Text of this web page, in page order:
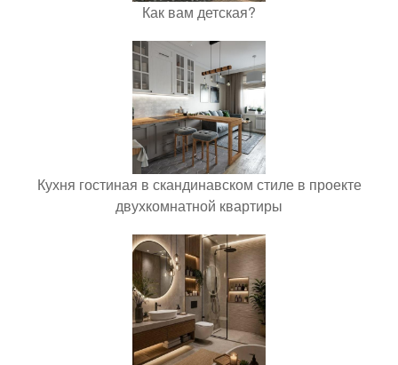
Как вам детская?
Кухня гостиная в скандинавском стиле в проекте
двухкомнатной квартиры